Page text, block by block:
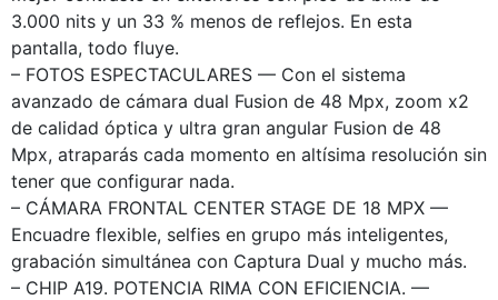
3.000 nits y un 33 % menos de reflejos. En esta
pantalla, todo fluye.
– FOTOS ESPECTACULARES — Con el sistema
avanzado de cámara dual Fusion de 48 Mpx, zoom x2
de calidad óptica y ultra gran angular Fusion de 48
Mpx, atraparás cada momento en altísima resolución sin
tener que configurar nada.
– CÁMARA FRONTAL CENTER STAGE DE 18 MPX —
Encuadre flexible, selfies en grupo más inteligentes,
grabación simultánea con Captura Dual y mucho más.
– CHIP A19. POTENCIA RIMA CON EFICIENCIA. —